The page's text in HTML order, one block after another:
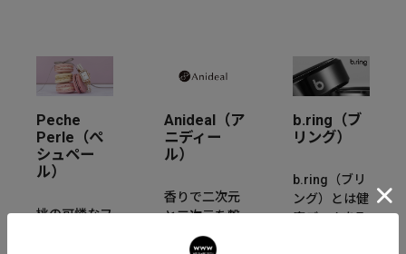
Peche
Perle（ぺ
シュペー
ル）
桃の可憐なフ
Anideal（ア
ニディー
ル）
香りで二次元
と三次元を繋
ぐ世界観から
b.ring（ブ
リング）
b.ring（ブリ
ング）とは健
康データを取